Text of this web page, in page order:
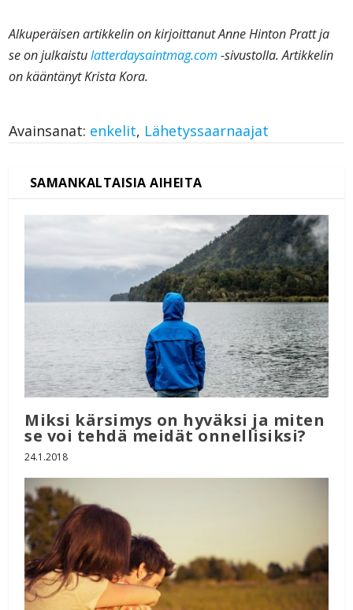
Alkuperäisen artikkelin on kirjoittanut Anne Hinton Pratt ja
se on julkaistulatterdaysaintmag.com-sivustolla. Artikkelin
on kääntänyt Krista Kora.
Avainsanat: enkelit, Lähetyssaarnaajat
Miksi kärsimys on hyväksi ja miten
se voi tehdä meidät onnellisiksi?
24.1.2018